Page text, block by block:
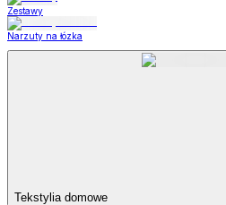
Zestawy
Narzuty na łózka
Tekstylia domowe